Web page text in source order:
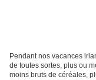
Pendant nos vacances
de toutes sortes, plus ou
moins bruts de céréales,